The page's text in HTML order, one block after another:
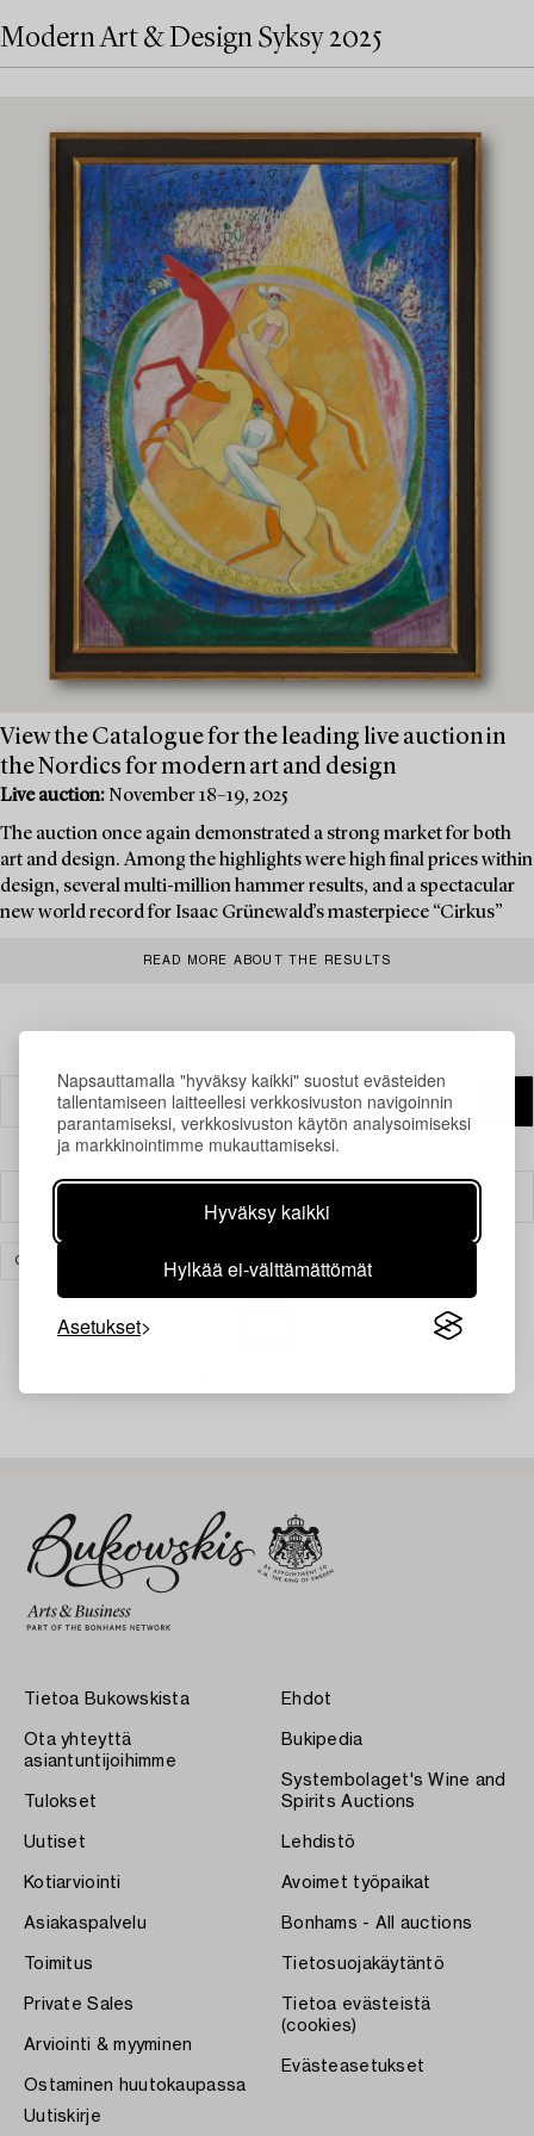
Napsauttamalla "hyväksy kaikki" suostut evästeiden
tallentamiseen laitteellesi verkkosivuston navigoinnin
parantamiseksi, verkkosivuston käytön analysoimiseksi
ja markkinointimme mukauttamiseksi.
Hyväksy kaikki
Hylkää ei-välttämättömät
Asetukset
Modern Art & Design Syksy 2025
View the Catalogue for the leading live auction in
the Nordics for modern art and design
Live auction: November 18–19, 2025
The auction once again demonstrated a strong market for both
art and design. Among the highlights were high final prices within
design, several multi-million hammer results, and a spectacular
new world record for Isaac Grünewald’s masterpiece “Cirkus”
READ MORE ABOUT THE RESULTS
GRAFIIKKA TYHJENNÄ KAIKKI
Tietoa Bukowskista
Ota yhteyttä
asiantuntijoihimme
Tulokset
Uutiset
Kotiarviointi
Asiakaspalvelu
Toimitus
Private Sales
Arviointi & myyminen
Ostaminen huutokaupassa
Ehdot
Bukipedia
Systembolaget's Wine and
Spirits Auctions
Lehdistö
Avoimet työpaikat
Bonhams - All auctions
Tietosuojakäytäntö
Tietoa evästeistä
(cookies)
Evästeasetukset
Uutiskirje